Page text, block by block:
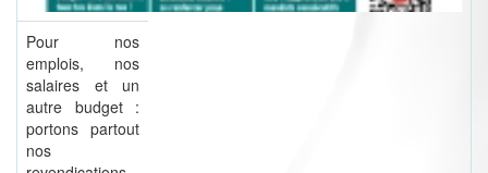
Pour nos
emplois, nos
salaires et un
autre budget :
portons partout
nos